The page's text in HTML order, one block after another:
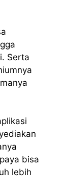
Serta
bisa
lebih